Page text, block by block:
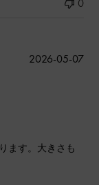
ます。大きさも
公
2026-05-07